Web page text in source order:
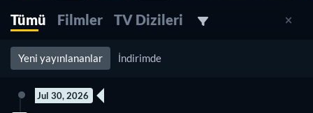
listesidir.
bölümlerini ve sezonlarını takip etmek mi istiyorsunuz? Yeni
Bloodstream dizileri listemize göz atın veya aşağıdaki TV
Dizileri filtresini kullanın. Filmleri daha mı çok seviyorsunuz?
JustWatch size yardımcı olmak için, Bloodstream
Tümü Filmler TV Dizileri
Yeni yayınlananlar İndirimde
Jul 30, 2026